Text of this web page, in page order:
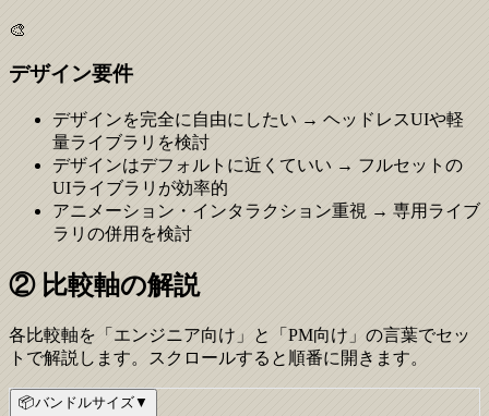
🎨
デザイン要件
デザインを完全に自由にしたい → ヘッドレスUIや軽
量ライブラリを検討
デザインはデフォルトに近くていい → フルセットの
UIライブラリが効率的
アニメーション・インタラクション重視 → 専用ライブ
ラリの併用を検討
② 比較軸の解説
各比較軸を「エンジニア向け」と「PM向け」の言葉でセッ
トで解説します。スクロールすると順番に開きます。
📦バンドルサイズ▼